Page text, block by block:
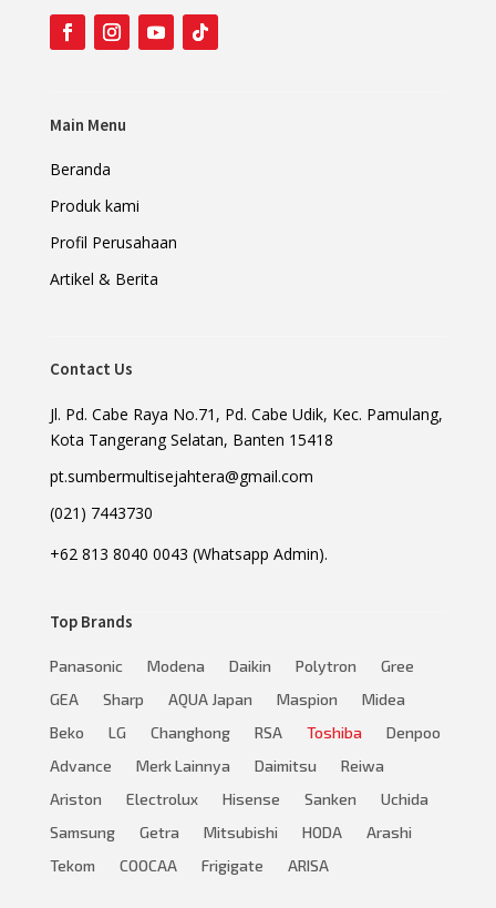
Main Menu
Beranda
Produk kami
Profil Perusahaan
Artikel & Berita
Contact Us
Jl. Pd. Cabe Raya No.71, Pd. Cabe Udik, Kec. Pamulang,
Kota Tangerang Selatan, Banten 15418
pt.sumbermultisejahtera@gmail.com
(021) 7443730
+62 813 8040 0043 (Whatsapp Admin).
Top Brands
Panasonic Modena Daikin Polytron
Gree
GEA
Sharp AQUA Japan Maspion
Midea
Beko
LG Changhong RSA Toshiba
Denpoo
Advance
Merk Lainnya Daimitsu
Reiwa
Ariston
Electrolux Hisense Sanken
Uchida
Samsung
Getra Mitsubishi HODA
Arashi
Tekom
COOCAA Frigigate ARISA